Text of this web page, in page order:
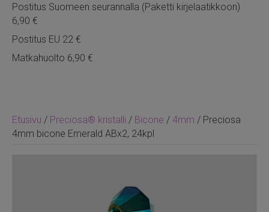
Etusivu / Preciosa® kristalli / Bicone / 4mm / Preciosa
4mm bicone Emerald ABx2, 24kpl
Postitus Suomeen seurannalla (Paketti kirjelaatikkoon)
6,90 €
Postitus EU 22 €
Matkahuolto 6,90 €